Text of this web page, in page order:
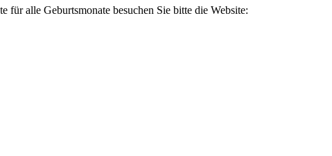
für alle Geburtsmonate besuchen Sie bitte die Website: